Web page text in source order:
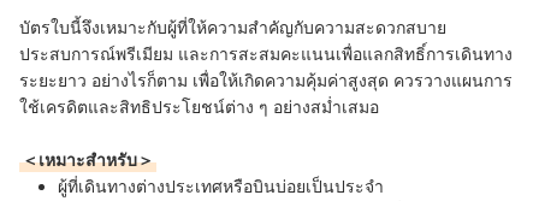
บัตรใบนี้จึงเหมาะกับผู้ที่ให้ความสำคัญกับความสะดวกสบาย
ประสบการณ์พรีเมียม และการสะสมคะแนนเพื่อแลกสิทธิ์การเดินทาง
ระยะยาว อย่างไรก็ตาม เพื่อให้เกิดความคุ้มค่าสูงสุด ควรวางแผนการ
ใช้เครดิตและสิทธิประโยชน์ต่าง ๆ อย่างสม่ำเสมอ
＜เหมาะสำหรับ＞
ผู้ที่เดินทางต่างประเทศหรือบินบ่อยเป็นประจำ